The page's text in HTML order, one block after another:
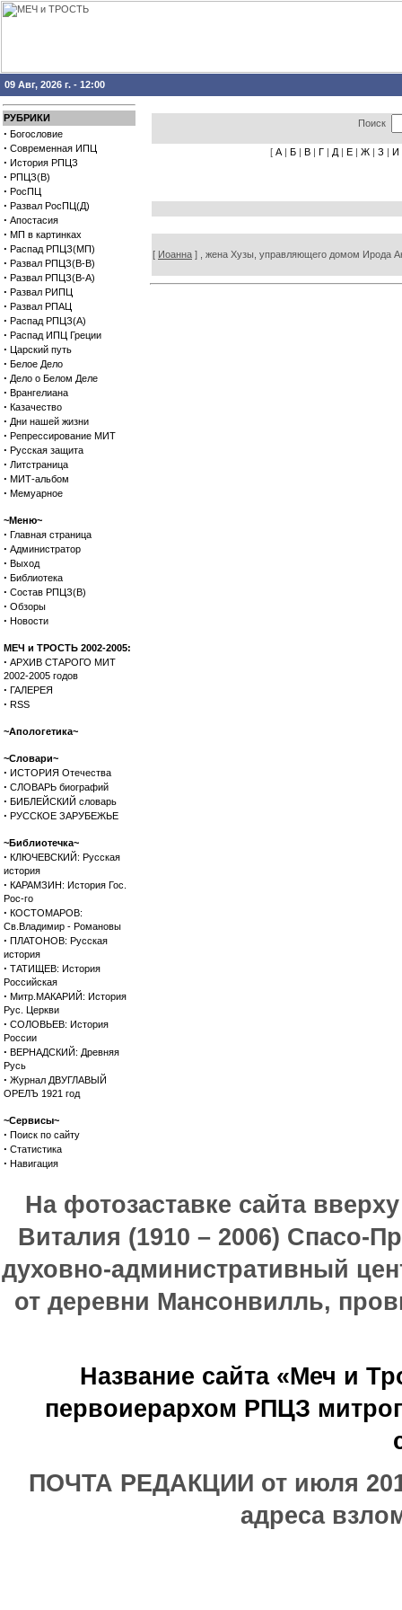
09 Авг, 2026 г. - 12:00
РУБРИКИ
· Богословие
· Современная ИПЦ
· История РПЦЗ
· РПЦЗ(В)
· РосПЦ
· Развал РосПЦ(Д)
· Апостасия
· МП в картинках
· Распад РПЦЗ(МП)
· Развал РПЦЗ(В-В)
· Развал РПЦЗ(В-А)
· Развал РИПЦ
· Развал РПАЦ
· Распад РПЦЗ(А)
· Распад ИПЦ Греции
· Царский путь
· Белое Дело
· Дело о Белом Деле
· Врангелиана
· Казачество
· Дни нашей жизни
· Репрессирование МИТ
· Русская защита
· Литстраница
· МИТ-альбом
· Мемуарное
~Меню~
· Главная страница
· Администратор
· Выход
· Библиотека
· Состав РПЦЗ(В)
· Обзоры
· Новости
МЕЧ и ТРОСТЬ 2002-2005:
· АРХИВ СТАРОГО МИТ
2002-2005 годов
· ГАЛЕРЕЯ
· RSS
~Апологетика~
~Словари~
· ИСТОРИЯ Отечества
· СЛОВАРЬ биографий
· БИБЛЕЙСКИЙ словарь
· РУССКОЕ ЗАРУБЕЖЬЕ
~Библиотечка~
· КЛЮЧЕВСКИЙ: Русская
история
· КАРАМЗИН: История Гос.
Рос-го
· КОСТОМАРОВ:
Св.Владимир - Романовы
· ПЛАТОНОВ: Русская
история
· ТАТИЩЕВ: История
Российская
· Митр.МАКАРИЙ: История
Рус. Церкви
· СОЛОВЬЕВ: История
России
· ВЕРНАДСКИЙ: Древняя
Русь
· Журнал ДВУГЛАВЫЙ
ОРЕЛЪ 1921 год
~Сервисы~
· Поиск по сайту
· Статистика
· Навигация
Поиск
[ А| Б| В| Г| Д| Е| Ж| З | И
[ Иоанна ] , жена Хузы, управляющего домом Ирода
На фотозаставке сайта
Виталия (1910 – 2006) Спасо-
духовно-административный
от деревни Мансонвилль,
Название сайта «Меч и
первоиерархом РПЦЗ
ПОЧТА РЕДАКЦИИ от июля
адреса